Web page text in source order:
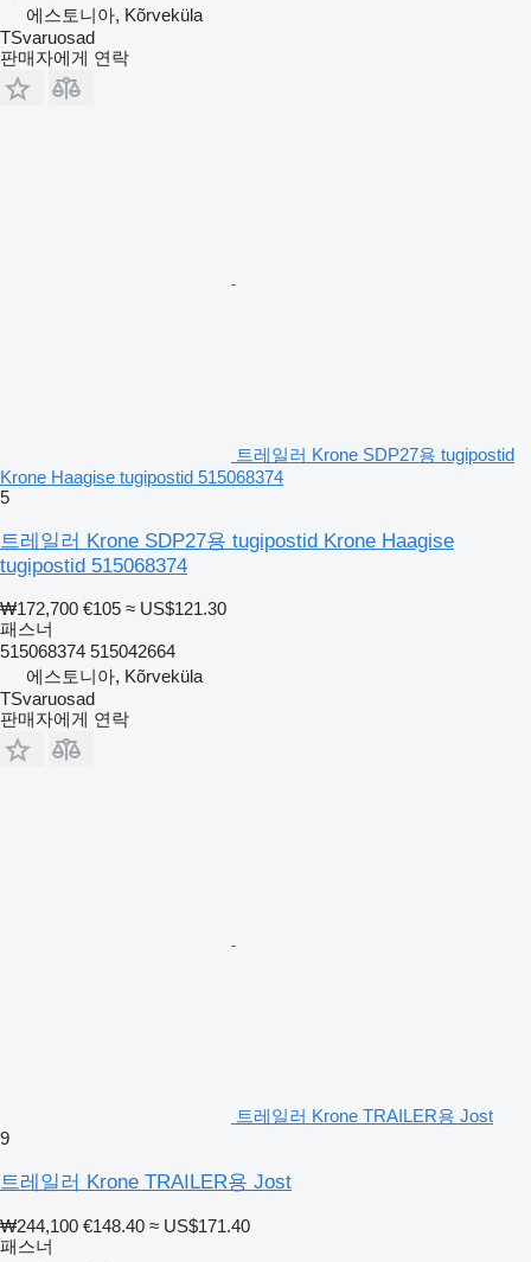
에스토니아, Kõrveküla
TSvaruosad
판매자에게 연락
트레일러 Krone SDP27용 tugipostid
Krone Haagise tugipostid 515068374
5
트레일러 Krone SDP27용 tugipostid Krone Haagise
tugipostid 515068374
₩172,700 €105 ≈ US$121.30
패스너
515068374 515042664
에스토니아, Kõrveküla
TSvaruosad
판매자에게 연락
트레일러 Krone TRAILER용 Jost
9
트레일러 Krone TRAILER용 Jost
₩244,100 €148.40 ≈ US$171.40
패스너